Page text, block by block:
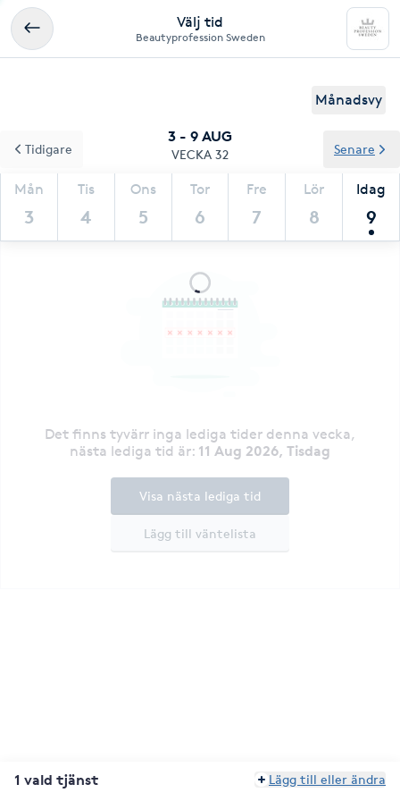
Välj tid
Beautyprofession Sweden
Månadsvy
3 - 9 AUG
VECKA 32
Mån
3
Tis
4
Ons
5
Tor
6
Fre
7
Lör
8
Idag
9
Tidigare Senare
Det finns tyvärr inga lediga tider denna vecka,
nästa lediga tid är: 11 Aug 2026, Tisdag
Lägg till väntelista
Visa nästa lediga tid
1 vald tjänst Lägg till eller ändra